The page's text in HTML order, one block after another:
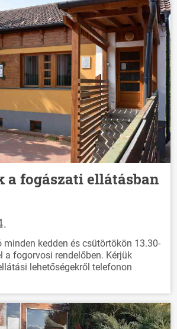
a fogászati ellátásban
minden kedden és csütörtökön 13.30-
a fogorvosi rendelőben. Kérjük
lehetőségekről telefonon